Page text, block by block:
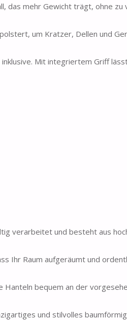
das mehr Gewicht trägt, ohne zu
um Kratzer, Dellen und
Mit integriertem Griff
verarbeitet und besteht aus
Ihr Raum aufgeräumt und
Hanteln bequem an der
und stilvolles